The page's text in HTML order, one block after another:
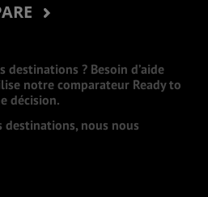
destinations ? Besoin d’aide
notre comparateur Ready to
décision.
nous nous